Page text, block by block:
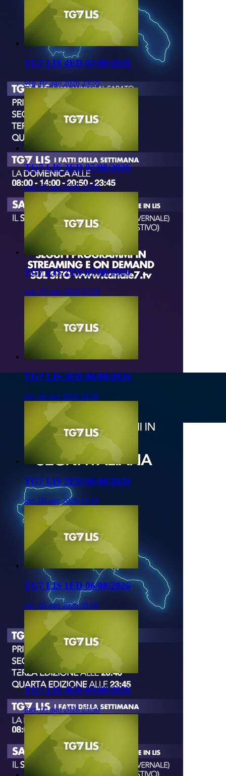
TG7 LIS 4ED 07/08/2026
ven, 07 ago 2026 23:55
TG7 LIS 3ED 07/08/2026
ven, 07 ago 2026 20:50
TG7 LIS 2ED 07/08/2026
ven, 07 ago 2026 13:50
TG7 LIS 3ED 06/08/2026
gio, 06 ago 2026 20:50
TG7 LIS 2ED 06/08/2026
gio, 06 ago 2026 13:50
TG7 LIS 1ED 06/08/2026
gio, 06 ago 2026 09:50
TG7 LIS 4ED 05/08/2026
mer, 05 ago 2026 23:50